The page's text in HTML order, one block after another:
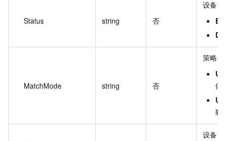
Status string 否
设备
MatchMode string 否
策略
体
联
设备